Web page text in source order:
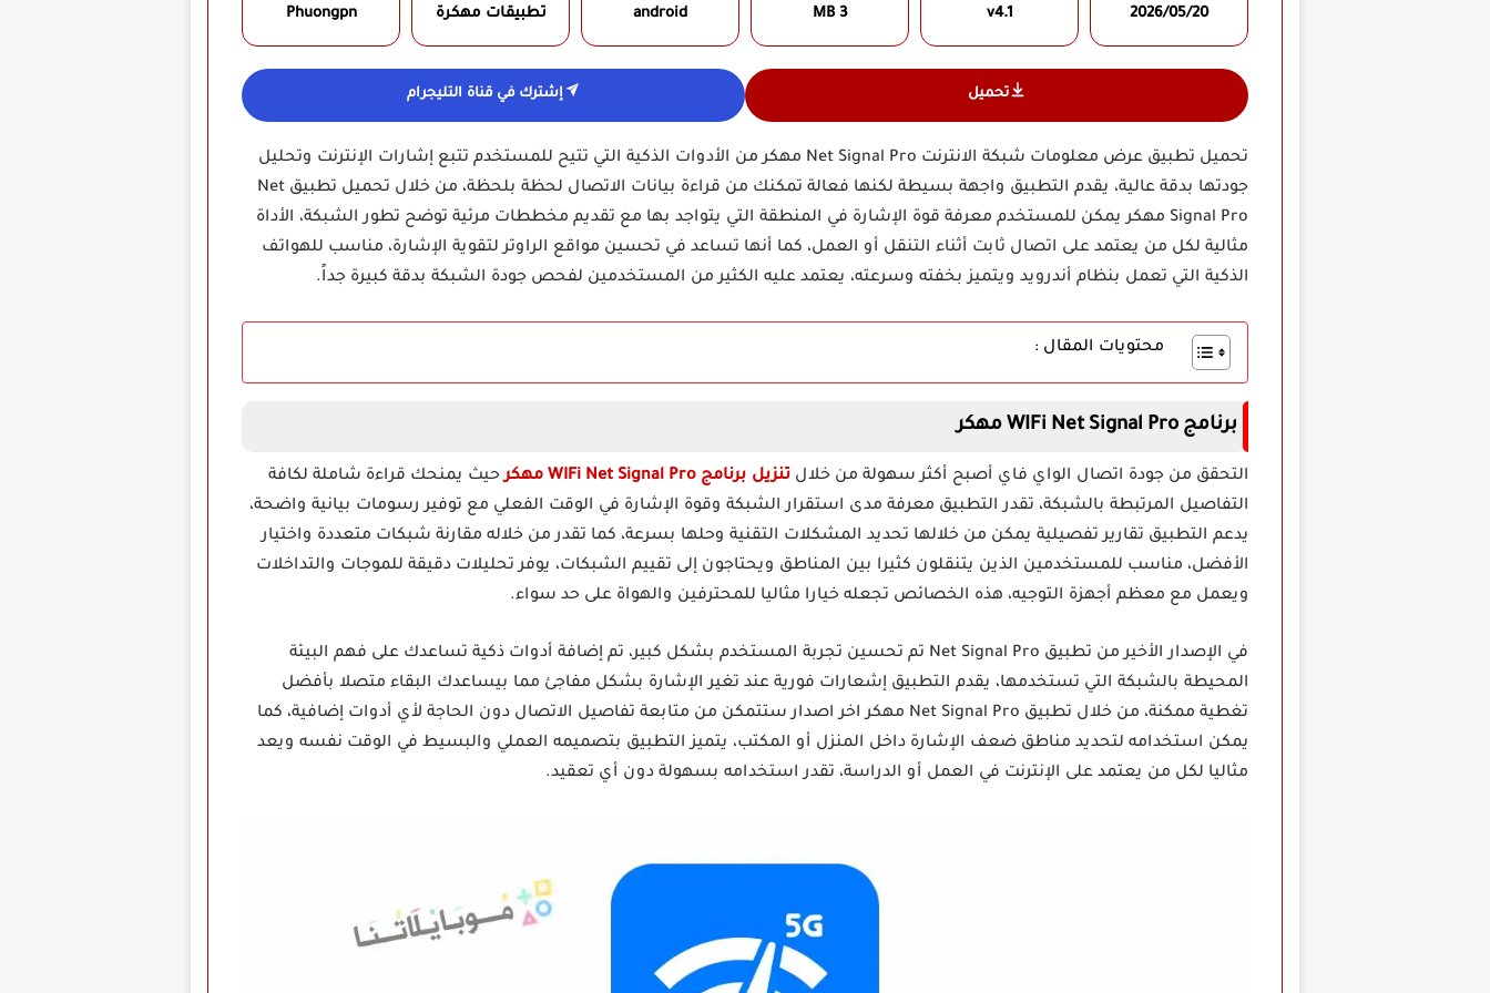
2026/05/20
v4.1
3 MB
android تطبيقات مهكرة Phuongpn‏
تحميل إشترك في قناة التليجرام
تحميل تطبيق عرض معلومات شبكة الانترنت Net Signal Pro مهكر من الأدوات الذكية التي تتيح للمستخدم تتبع إشارات الإنترنت وتحليل
جودتها بدقة عالية، يقدم التطبيق واجهة بسيطة لكنها فعالة تمكنك من قراءة بيانات الاتصال لحظة بلحظة، من خلال تحميل تطبيق Net
Signal Pro مهكر يمكن للمستخدم معرفة قوة الإشارة في المنطقة التي يتواجد بها مع تقديم مخططات مرئية توضح تطور الشبكة، الأداة
مثالية لكل من يعتمد على اتصال ثابت أثناء التنقل أو العمل، كما أنها تساعد في تحسين مواقع الراوتر لتقوية الإشارة، مناسب للهواتف
الذكية التي تعمل بنظام أندرويد ويتميز بخفته وسرعته، يعتمد عليه الكثير من المستخدمين لفحص جودة الشبكة بدقة كبيرة جداً.
محتويات المقال :
برنامج WIFi Net Signal Pro مهكر
التحقق من جودة اتصال الواي فاي أصبح أكثر سهولة من خلال تنزيل برنامج WIFi Net Signal Pro مهكر
حيث يمنحك قراءة شاملة لكافة
التفاصيل المرتبطة بالشبكة، تقدر التطبيق معرفة مدى استقرار الشبكة وقوة الإشارة في الوقت الفعلي مع توفير رسومات بيانية واضحة،
يدعم التطبيق تقارير تفصيلية يمكن من خلالها تحديد المشكلات التقنية وحلها بسرعة، كما تقدر من خلاله مقارنة شبكات متعددة واختيار
الأفضل، مناسب للمستخدمين الذين يتنقلون كثيرا بين المناطق ويحتاجون إلى تقييم الشبكات، يوفر تحليلات دقيقة للموجات والتداخلات
ويعمل مع معظم أجهزة التوجيه، هذه الخصائص تجعله خيارا مثاليا للمحترفين والهواة على حد سواء.
في الإصدار الأخير من تطبيق Net Signal Pro تم تحسين تجربة المستخدم بشكل كبير، تم إضافة أدوات ذكية تساعدك على فهم البيئة
المحيطة بالشبكة التي تستخدمها، يقدم التطبيق إشعارات فورية عند تغير الإشارة بشكل مفاجئ مما بيساعدك البقاء متصلا بأفضل
تغطية ممكنة، من خلال تطبيق Net Signal Pro مهكر اخر اصدار ستتمكن من متابعة تفاصيل الاتصال دون الحاجة لأي أدوات إضافية، كما
يمكن استخدامه لتحديد مناطق ضعف الإشارة داخل المنزل أو المكتب، يتميز التطبيق بتصميمه العملي والبسيط في الوقت نفسه ويعد
مثاليا لكل من يعتمد على الإنترنت في العمل أو الدراسة، تقدر استخدامه بسهولة دون أي تعقيد.